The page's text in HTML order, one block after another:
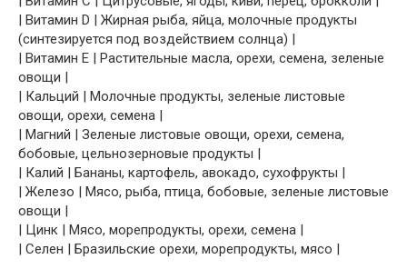
| Витамин D | Жирная рыба, яйца, молочные продукты
(синтезируется под воздействием солнца) |
| Витамин E | Растительные масла, орехи, семена, зеленые
овощи |
| Кальций | Молочные продукты, зеленые листовые
овощи, орехи, семена |
| Магний | Зеленые листовые овощи, орехи, семена,
бобовые, цельнозерновые продукты |
| Калий | Бананы, картофель, авокадо, сухофрукты |
| Железо | Мясо, рыба, птица, бобовые, зеленые листовые
овощи |
| Цинк | Мясо, морепродукты, орехи, семена |
| Селен | Бразильские орехи, морепродукты, мясо |